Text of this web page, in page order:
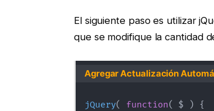
El siguiente paso es utilizar
que se modifique la cantidad
Agregar Actualización
jQuery( function( $ ) {